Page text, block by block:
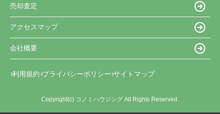
売却査定
アクセスマップ
会社概要
利用規約 プライバシーポリシー サイトマップ
Copyright(c) コノミハウジング All Rights Reserved.